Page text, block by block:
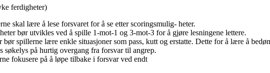
ferdigheter)
skal lære å lese forsvaret for å se etter scoringsmulig- heter.
bør utvikles ved å spille 1-mot-1 og 3-mot-3 for å gjøre lesningene lettere.
bør spillerne lære enkle situasjoner som pass, kutt og erstatte. Dette for å lære å
søkelys på hurtig overgang fra forsvar til angrep.
fokusere på å løpe tilbake i forsvar ved endt